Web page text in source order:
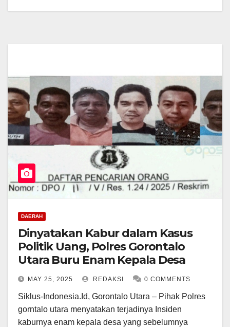
DAERAH
Dinyatakan Kabur dalam Kasus
Politik Uang, Polres Gorontalo
Utara Buru Enam Kepala Desa
MAY 25, 2025 REDAKSI 0 COMMENTS
Siklus-Indonesia.Id, Gorontalo Utara – Pihak Polres
gorntalo utara menyatakan terjadinya Insiden
kaburnya enam kepala desa yang sebelumnya